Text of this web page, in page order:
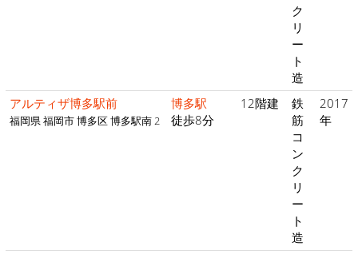
ク
リ
ー
ト
造
アルティザ博多駅前
福岡県 福岡市 博多区 博多駅南 2
博多駅
徒歩8分
12階建
鉄
筋
コ
ン
ク
リ
ー
ト
造
2017
年